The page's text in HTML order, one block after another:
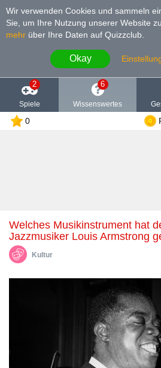
Wir verwenden Cookies und sammeln
Sie, um Ihre Nutzung unserer Website
mehr über Ihre Daten auf Quizzclub.
Okay
2
Spiele
6
Wissenswertes
0
Welches Musikinstrument hat der berühmte
Jazzmusiker Louis Armstrong
Kultur